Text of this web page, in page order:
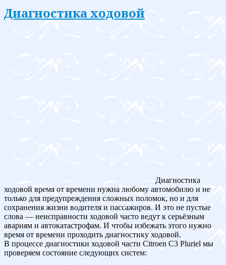
Диагностика ходовой
Диагностика
ходовой время от времени нужна любому автомобилю и не
только для предупреждения сложных поломок, но и для
сохранения жизни водителя и пассажиров. И это не пустые
слова — неисправности ходовой часто ведут к серьёзным
авариям и автокатастрофам. И чтобы избежать этого нужно
время от времени проходить диагностику ходовой.
В процессе диагностики ходовой части Citroen C3 Pluriel мы
проверяем состояние следующих систем: